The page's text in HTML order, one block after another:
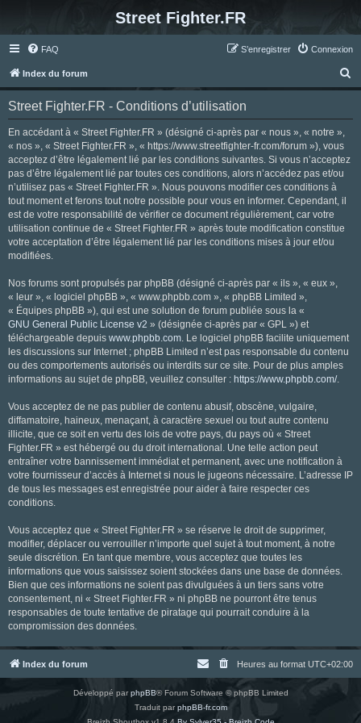
Street Fighter.FR
FAQ Connexion
S’enregistrer
Index du forum
e
Street Fighter.FR - Conditions d’utilisation
En accédant à « Street Fighter.FR » (désigné ci-après par « nous », « notre »,
« nos », « Street Fighter.FR », « https://www.streetfighter-fr.com/forum »), vous
acceptez d’être légalement lié par les conditions suivantes. Si vous n’acceptez
pas d’être légalement lié par toutes ces conditions, alors n’accédez pas et/ou
n’utilisez pas « Street Fighter.FR ». Nous pouvons modifier ces conditions à
tout moment et ferons tout notre possible pour vous en informer. Cependant, il
est de votre responsabilité de vérifier ce document régulièrement, car votre
utilisation continue de « Street Fighter.FR » après toute modification constitue
votre acceptation d’être légalement lié par les conditions mises à jour et/ou
modifiées.
Nos forums sont propulsés par phpBB (désigné ci-après par « ils », « eux »,
« leur », « logiciel phpBB », « www.phpbb.com », « phpBB Limited »,
« Équipes phpBB »), qui est une solution de forum publiée sous la «
GNU General Public License v2 » (désignée ci-après par « GPL ») et
téléchargeable depuis www.phpbb.com. Le logiciel phpBB facilite uniquement
les discussions sur Internet ; phpBB Limited n’est pas responsable du contenu
ou des comportements autorisés ou interdits sur ce site. Pour de plus amples
informations au sujet de phpBB, veuillez consulter : https://www.phpbb.com/.
Vous acceptez de ne pas publier de contenu abusif, obscène, vulgaire,
diffamatoire, haineux, menaçant, à caractère sexuel ou tout autre contenu
illicite, que ce soit en vertu des lois de votre pays, du pays où « Street
Fighter.FR » est hébergé ou du droit international. Une telle action peut
entraîner votre bannissement immédiat et permanent, avec une notification à
votre fournisseur d’accès à Internet si nous le jugeons nécessaire. L’adresse IP
de tous les messages est enregistrée pour aider à faire respecter ces
conditions.
Vous acceptez que « Street Fighter.FR » se réserve le droit de supprimer,
modifier, déplacer ou verrouiller n’importe quel sujet à tout moment, à notre
seule discrétion. En tant que membre, vous acceptez que toutes les
informations que vous saisissez soient stockées dans une base de données.
Bien que ces informations ne soient pas divulguées à un tiers sans votre
consentement, ni « Street Fighter.FR » ni phpBB ne pourront être tenus
responsables de toute tentative de piratage qui pourrait conduire à la
compromission des données.
Index du forum Heures au format UTC+02:00
Développé parphpBB® Forum Software © phpBB Limited
Traduit parphpBB-fr.com